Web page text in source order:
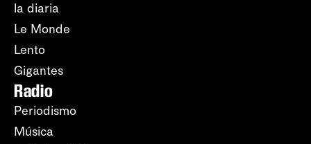
la diaria
Le Monde
Lento
Gigantes
Radio
Periodismo
Música